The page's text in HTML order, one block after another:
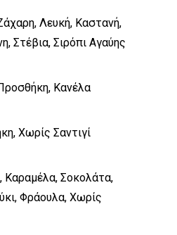
Λευκή, Καστανή,
Στέβια, Σιρόπι Αγαύης
Κανέλα
Χωρίς Σαντιγί
Καραμέλα, Σοκολάτα,
Φράουλα, Χωρίς